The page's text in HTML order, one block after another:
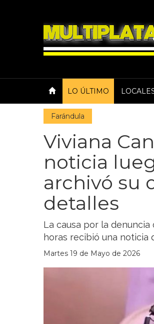
LO ÚLTIMO
Farándula
Viviana
noticia
archivó su
detalles
La causa por la denuncia
horas recibió una noticia
Martes 19 de Mayo de 2026